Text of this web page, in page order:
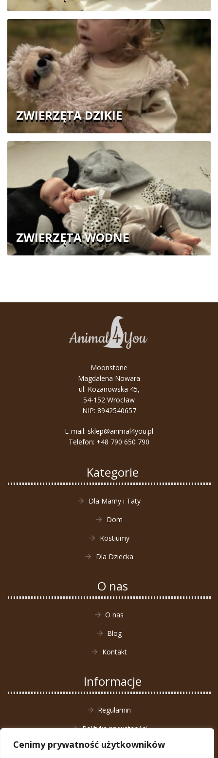
Cenimy prywatność użytkowników
ZWIERZĘTA DZIKIE
ZWIERZĘTA WODNE
Moonstone
Magdalena Nowara
ul. Kozanowska 45,
54-152 Wrocław
NIP: 8942540657
E-mail: sklep@animal4you.pl
Telefon: +48 790 650 790
Kategorie
Dla Mamy i Taty
Dom
Kostiumy
Dla Dziecka
O nas
O nas
Blog
Kontakt
Informacje
Regulamin
Polityka prywatności
Zwrot towaru